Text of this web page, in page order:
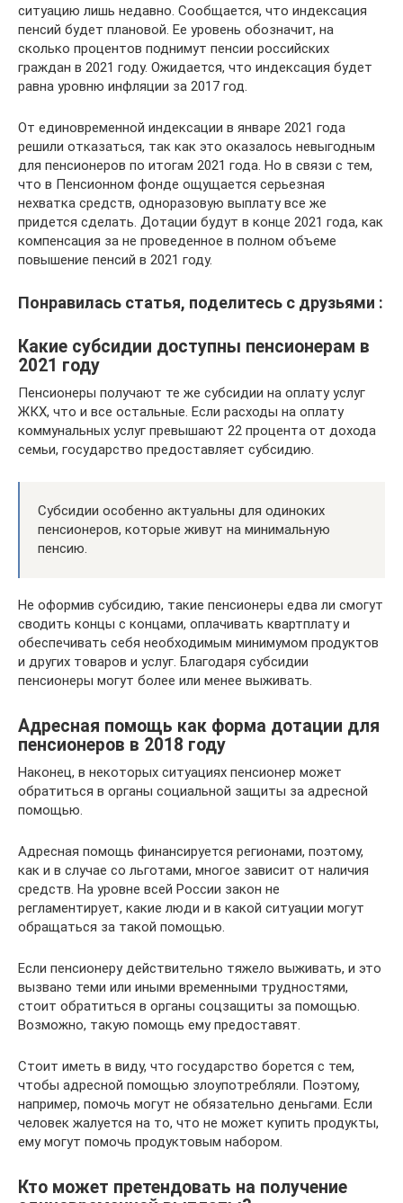
ситуацию лишь недавно. Сообщается, что индексация
пенсий будет плановой. Ее уровень обозначит, на
сколько процентов поднимут пенсии российских
граждан в 2021 году. Ожидается, что индексация будет
равна уровню инфляции за 2017 год.
От единовременной индексации в январе 2021 года
решили отказаться, так как это оказалось невыгодным
для пенсионеров по итогам 2021 года. Но в связи с тем,
что в Пенсионном фонде ощущается серьезная
нехватка средств, одноразовую выплату все же
придется сделать. Дотации будут в конце 2021 года, как
компенсация за не проведенное в полном объеме
повышение пенсий в 2021 году.
Понравилась статья, поделитесь с друзьями :
Какие субсидии доступны пенсионерам в
2021 году
Пенсионеры получают те же субсидии на оплату услуг
ЖКХ, что и все остальные. Если расходы на оплату
коммунальных услуг превышают 22 процента от дохода
семьи, государство предоставляет субсидию.
Субсидии особенно актуальны для одиноких
пенсионеров, которые живут на минимальную
пенсию.
Не оформив субсидию, такие пенсионеры едва ли смогут
сводить концы с концами, оплачивать квартплату и
обеспечивать себя необходимым минимумом продуктов
и других товаров и услуг. Благодаря субсидии
пенсионеры могут более или менее выживать.
Адресная помощь как форма дотации для
пенсионеров в 2018 году
Наконец, в некоторых ситуациях пенсионер может
обратиться в органы социальной защиты за адресной
помощью.
Адресная помощь финансируется регионами, поэтому,
как и в случае со льготами, многое зависит от наличия
средств. На уровне всей России закон не
регламентирует, какие люди и в какой ситуации могут
обращаться за такой помощью.
Если пенсионеру действительно тяжело выживать, и это
вызвано теми или иными временными трудностями,
стоит обратиться в органы соцзащиты за помощью.
Возможно, такую помощь ему предоставят.
Стоит иметь в виду, что государство борется с тем,
чтобы адресной помощью злоупотребляли. Поэтому,
например, помочь могут не обязательно деньгами. Если
человек жалуется на то, что не может купить продукты,
ему могут помочь продуктовым набором.
Кто может претендовать на получение